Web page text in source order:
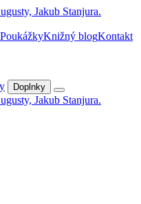
PoukážkyKnižný blogKontakt
Doplnky